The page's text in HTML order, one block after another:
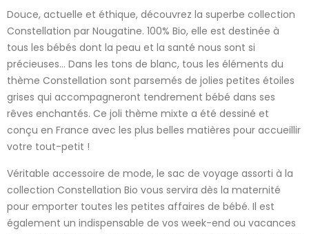
Douce, actuelle et éthique, découvrez la superbe collection
Constellation par Nougatine. 100% Bio, elle est destinée à
tous les bébés dont la peau et la santé nous sont si
précieuses… Dans les tons de blanc, tous les éléments du
thème Constellation sont parsemés de jolies petites étoiles
grises qui accompagneront tendrement bébé dans ses
rêves enchantés. Ce joli thème mixte a été dessiné et
conçu en France avec les plus belles matières pour accueillir
votre tout-petit !
Véritable accessoire de mode, le sac de voyage assorti à la
collection Constellation Bio vous servira dès la maternité
pour emporter toutes les petites affaires de bébé. Il est
également un indispensable de vos week-end ou vacances